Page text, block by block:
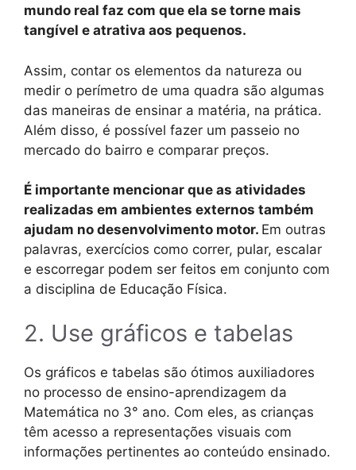
mundo real faz com que ela se torne mais
tangível e atrativa aos pequenos.
Assim, contar os elementos da natureza ou
medir o perímetro de uma quadra são algumas
das maneiras de ensinar a matéria, na prática.
Além disso, é possível fazer um passeio no
mercado do bairro e comparar preços.
É importante mencionar que as atividades
realizadas em ambientes externos também
ajudam no desenvolvimento motor. Em outras
palavras, exercícios como correr, pular, escalar
e escorregar podem ser feitos em conjunto com
a disciplina de Educação Física.
2. Use gráficos e tabelas
Os gráficos e tabelas são ótimos auxiliadores
no processo de ensino-aprendizagem da
Matemática no 3° ano. Com eles, as crianças
têm acesso a representações visuais com
informações pertinentes ao conteúdo ensinado.